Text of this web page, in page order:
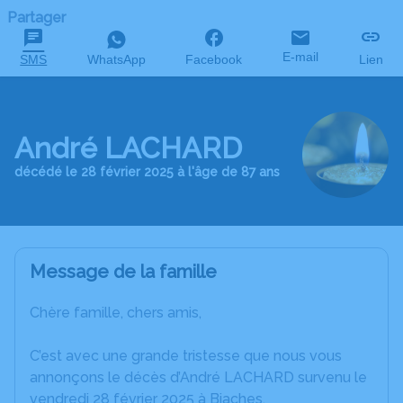
Partager
SMS WhatsApp Facebook E-mail Lien
André LACHARD
décédé le 28 février 2025 à l'âge de 87 ans
Message de la famille
Chère famille, chers amis,
C’est avec une grande tristesse que nous vous
annonçons le décès d’André LACHARD survenu le
vendredi 28 février 2025 à Biaches.